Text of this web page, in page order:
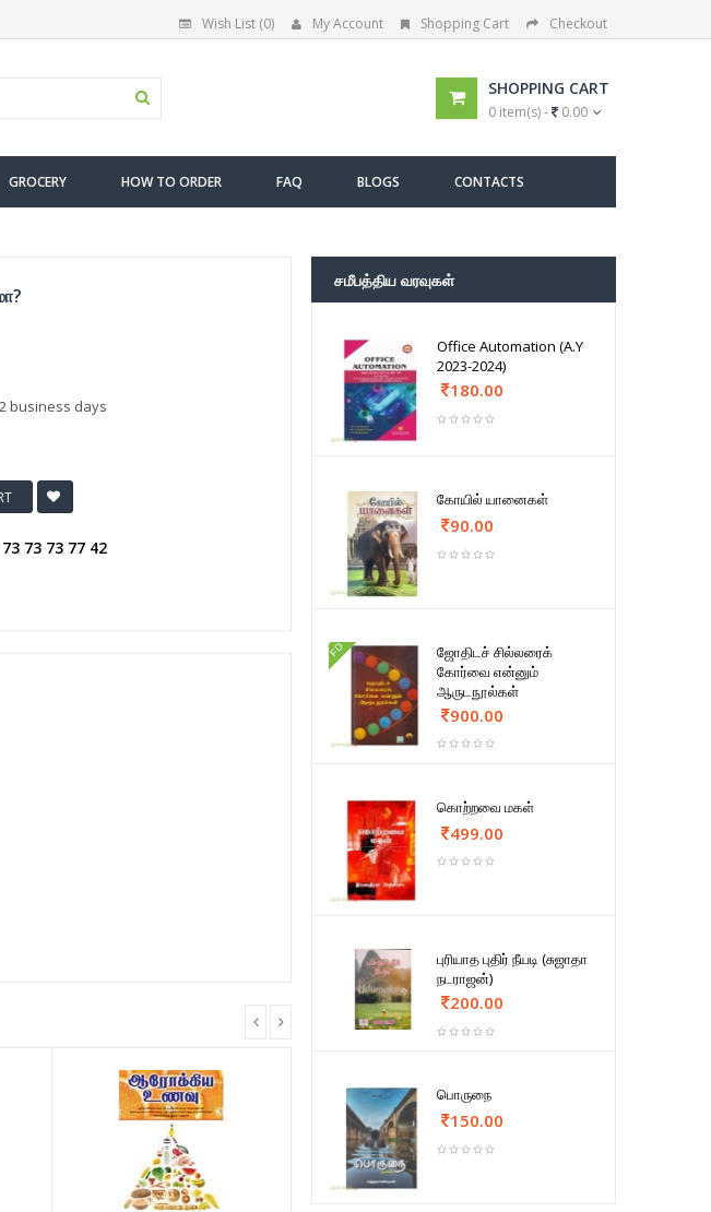
Wish List (0) My Account Shopping Cart Checkout
SHOPPING CART
0 item(s) - 0.00
GROCERY HOW TO ORDER FAQ BLOGS CONTACTS
business days
73 73 73 77 42
சமீபத்திய வரவுகள்
Office Automation (A.Y
2023-2024)
180.00
கோயில் யானைகள்
90.00
FD
ஜோதிடச் சில்லரைக்
கோர்வை என்னும்
ஆருடநூல்கள்
900.00
கொற்றவை மகள்
499.00
புரியாத புதிர் நீயடி (சுஜாதா
நடராஜன்)
200.00
பொருநை
150.00